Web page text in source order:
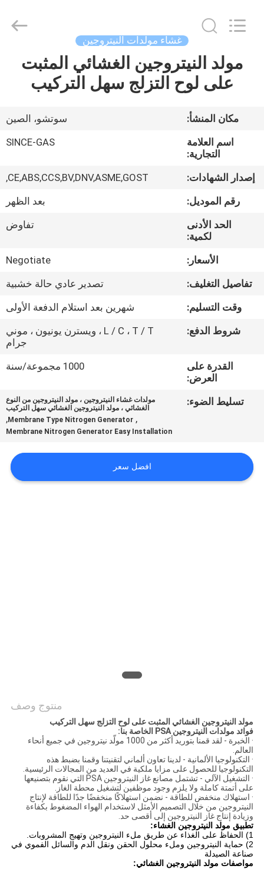
بيت
معلومات
جولة
المصنع
مراقبة
الجودة
اتصل
أخبار
القضايا
عرض
أسعار
Technology
Co.,Ltd.
غشاء مولدات النيتروجين
مولد النيتروجين الغشائي المثبت
على لوح التزلج سهل التركيب
مكان المنشأ:
سوتشو، الصين
اسم العلامة
التجارية:
SINCE-GAS
إصدار الشهادات:
CE,ABS,CCS,BV,DNV,ASME,GOST,
رقم الموديل:
بعد الظهر
الحد الأدنى
لكمية:
تفاوض
الأسعار:
Negotiate
تفاصيل التغليف:
تصدير عادي حالة خشبية
وقت التسليم:
شهرين بعد استلام الدفعة الأولى
شروط الدفع:
L / C ، T / T ، ويسترن يونيون ، موني
جرام
القدرة على
العرض:
1000 مجموعة/سنة
تسليط الضوء:
مولدات غشاء النيتروجين ، مولد النيتروجين من النوع
الغشائي ، مولد النيتروجين الغشائي سهل التركيب
,
Membrane Type Nitrogen Generator
,
Membrane Nitrogen Generator Easy Installation
افضل سعر
منتوج وصف
مولد النيتروجين الغشائي المثبت على لوح التزلج سهل التركيب
فوائد مولدات النيتروجين PSA الخاصة بنا:
· الخبرة - لقد قمنا بتوريد أكثر من 1000 مولّد نيتروجين في جميع أنحاء
العالم.
· التكنولوجيا الألمانية - لدينا تعاون ألماني لتقنيتنا وقمنا بضبط هذه
التكنولوجيا للحصول على مزايا ملكية في العديد من المجالات الرئيسية.
· التشغيل الآلي - تشتمل مصانع غاز النيتروجين PSA التي نقوم بتصنيعها
على أتمتة كاملة ولا يلزم وجود موظفين لتشغيل محطة الغاز.
· استهلاك منخفض للطاقة - نضمن استهلاكًا منخفضًا جدًا للطاقة لإنتاج
النيتروجين من خلال التصميم الأمثل لاستخدام الهواء المضغوط بكفاءة
وزيادة إنتاج غاز النيتروجين إلى أقصى حد.
تطبيق مولد النيتروجين الغشاء:
1) الحفاظ على الغذاء عن طريق ملء النيتروجين وتهيج المشروبات.
2) حماية النيتروجين وملء محلول الحقن ونقل الدم والسائل الفموي في
صناعة الصيدلة
مواصفات مولد النيتروجين الغشائي: